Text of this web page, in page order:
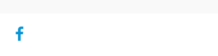
CICYTTP en Facebook